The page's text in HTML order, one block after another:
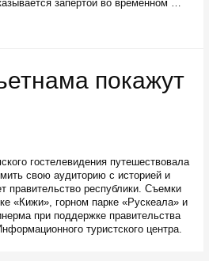
запертой во временном …
покажут
гостелевидения путешествовала
свою аудиторию с историей и
правительство республики. Съемки
«Кижи», горном парке «Рускеала» и
при поддержке правительства
туристского центра.